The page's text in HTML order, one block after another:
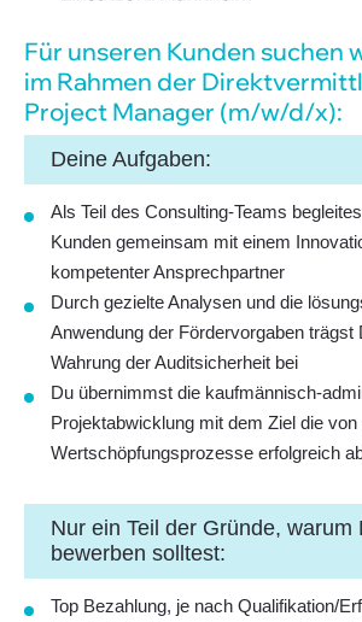
Für unseren Kunden suchen
im Rahmen der
Project Manager (m/w/d/x):
Deine Aufgaben:
Als Teil des Consulting-Teams
Kunden gemeinsam mit einem
kompetenter Ansprechpartner
Durch gezielte Analysen und die
Anwendung der Fördervorgaben trägst
Wahrung der Auditsicherheit bei
Du übernimmst die kaufmännisch-
Projektabwicklung mit dem Ziel die
Wertschöpfungsprozesse erfolgreich
Nur ein Teil der Gründe, warum
bewerben solltest:
Top Bezahlung, je nach Qualifikation/